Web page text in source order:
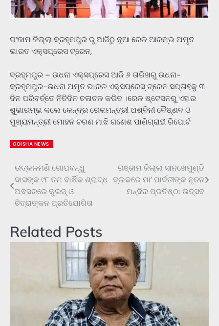
ଗଂଜାମ ଜିଲ୍ଲା ବ୍ରହ୍ମପୁର ରୁ ଆଜିଠୁ ନୂଆ ରେଳ ଆରମ୍ଭ ଅମୃତ
ଭାରତ ଏକ୍ସପ୍ରେସ ଟ୍ରେନ,
ବ୍ରହ୍ମପୁର – ଉଧନା ଏକ୍ସପ୍ରେସ ଆଜି ୬ ତାରିଖରୁ ଉଧନା-
ବ୍ରହ୍ମପୁର-ଉଧନା ଅମୃତ ଭାରତ ଏକ୍ସପ୍ରେସ୍ ଟ୍ରେନ ସପ୍ତାହକୁ ୩
ଦିନ ପରିବର୍ତ୍ତେ ନିତିଦିନ ଚଳାଚଳ କରିବ ।ରେଳ ଷ୍ଟେସନରୁ ଏହାର
ଶୁଭାରମ୍ଭ କଲେ କେନ୍ଦ୍ର ରେଳମନ୍ତ୍ରୀ ଅଶ୍ବିନୀ ବୈଷ୍ଣବ ଓ
ମୁଖ୍ୟମନ୍ତ୍ରୀ ମୋହନ ଚରଣ ମାଝି ଗଣେଶ ପାଣିଗ୍ରାହୀ ରିପୋର୍ଟ
ODISHA NEWS
Post
navigation
ଉତ୍କଳମଣି ଗୋପବନ୍ଧୁ
ଦାସଙ୍କ ୯୮ ତମ ବାର୍ଷିକ ଶ୍ରାଦ୍ଧ
ଅବସରରେ କୁଇଜ୍ ଓ
ଚିତ୍ରାଙ୍କନ ପ୍ରତିଯୋଗିତା
ଗଞ୍ଜାମ ଜିଲ୍ଲା ସାନଖେମୁଣ୍ଡି
ବ୍ଲକରେ ମା’ ପାର୍ବତୀଙ୍କ ନୂତନ
ମନ୍ଦିର ପ୍ରତିଷ୍ଠା ଉତ୍ସବ
Related Posts